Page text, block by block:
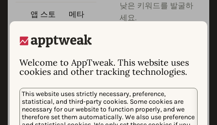
Welcome to AppTweak. This website uses
cookies and other tracking technologies.
This website uses strictly necessary, preference,
statistical, and third-party cookies. Some cookies are
necessary for our website to function properly, and we
therefore set them automatically. We also use preference
앱 스토
추적
메타
터 비
키워드 중복 분석
적
낮은 키워드를 발굴하
세요.
분석
점수
키워드 제안 및
아이디어